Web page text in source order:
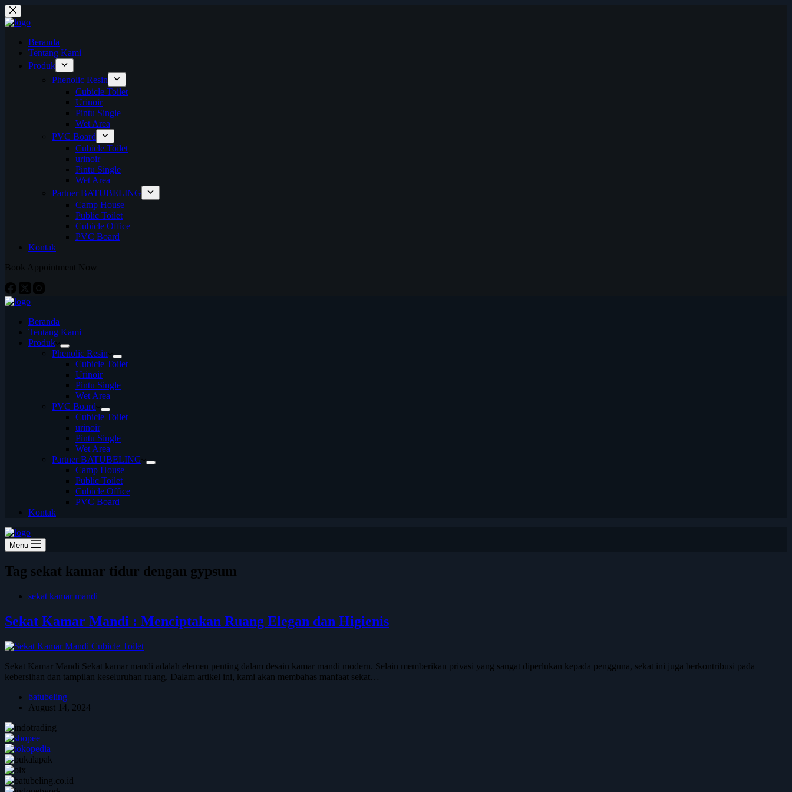
Skip
to
content
Beranda
Tentang Kami
Produk
Phenolic Resin
Cubicle Toilet
Urinoir
Pintu Single
Wet Area
PVC Board
Cubicle Toilet
urinoir
Pintu Single
Wet Area
Partner BATUBELING
Camp House
Public Toilet
Cubicle Office
PVC Board
Kontak
Book Appointment Now
Beranda
Tentang Kami
Produk
Phenolic Resin
Cubicle Toilet
Urinoir
Pintu Single
Wet Area
PVC Board
Cubicle Toilet
urinoir
Pintu Single
Wet Area
Partner BATUBELING
Camp House
Public Toilet
Cubicle Office
PVC Board
Kontak
Menu
Tag sekat kamar tidur dengan gypsum
sekat kamar mandi
Sekat Kamar Mandi : Menciptakan Ruang Elegan dan Higienis
Sekat Kamar Mandi Sekat kamar mandi adalah elemen penting dalam desain kamar mandi modern. Selain memberikan privasi yang sangat diperlukan kepada pengguna, sekat ini juga berkontribusi pada
kebersihan dan tampilan keseluruhan ruang. Dalam artikel ini, kami akan membahas manfaat sekat…
batubeling
August 14, 2024